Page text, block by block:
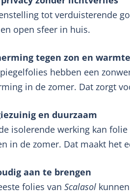
tot verduisterende
open sfeer in huis.
tegen zon en warmte
hebben een
in de zomer. Dat zorgt
en duurzaam
isolerende werking kan
in de zomer. Dat maakt het
aan te brengen
folies van Scalasol